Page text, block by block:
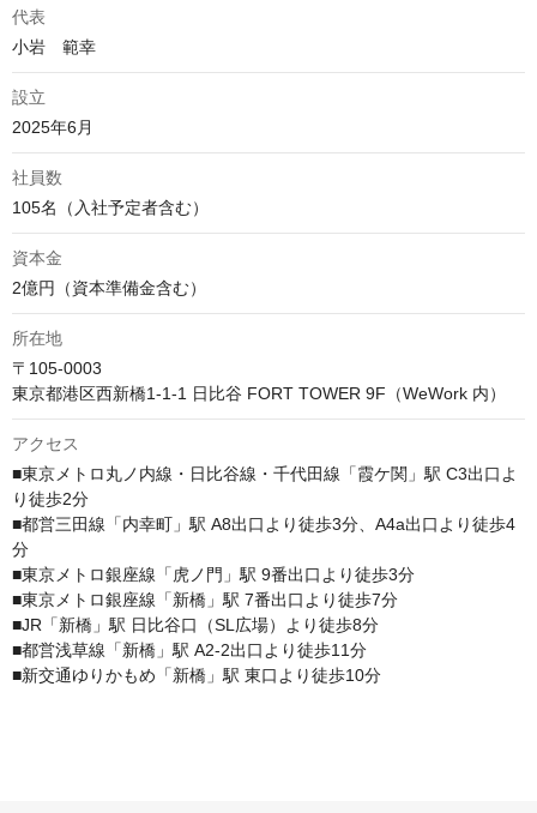
代表
小岩　範幸
設立
2025年6月
社員数
105名（入社予定者含む）
資本金
2億円（資本準備金含む）
所在地
〒105-0003
東京都港区西新橋1-1-1 日比谷 FORT TOWER 9F（WeWork 内）
アクセス
■東京メトロ丸ノ内線・日比谷線・千代田線「霞ケ関」駅 C3出口よ
り徒歩2分
■都営三田線「内幸町」駅 A8出口より徒歩3分、A4a出口より徒歩4
分
■東京メトロ銀座線「虎ノ門」駅 9番出口より徒歩3分
■東京メトロ銀座線「新橋」駅 7番出口より徒歩7分
■JR「新橋」駅 日比谷口（SL広場）より徒歩8分
■都営浅草線「新橋」駅 A2-2出口より徒歩11分